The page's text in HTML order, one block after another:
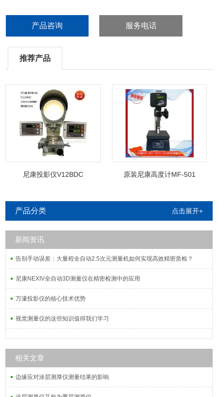
产品咨询 服务电话
推荐产品
尼康投影仪V12BDC 原装尼康高度计MF-501
产品分类 点击展开+
新闻资讯
告别手动误差：大量程全自动2.5次元测量机如何实现高效精密质检？
尼康NEXIV全自动3D测量仪在精密检测中的应用
万濠投影仪的核心技术优势
视觉测量仪的这些知识值得我们学习
相关文章
边缘应对涂层测厚仪测量结果的影响